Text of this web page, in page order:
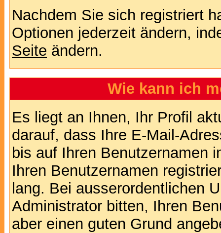
Nachdem Sie sich registriert
Optionen jederzeit ändern,
Seite ändern.
Wie kann ich
Es liegt an Ihnen, Ihr Profil
darauf, dass Ihre E-Mail-
bis auf Ihren Benutzernamen
Ihren Benutzernamen
lang. Bei ausserordentlichen
Administrator bitten, Ihren
aber einen guten Grund